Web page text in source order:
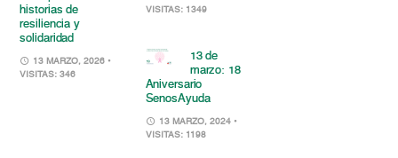
historias de
resiliencia y
solidaridad
13 MARZO, 2026 •
VISITAS: 346
VISITAS: 1349
13 de
marzo: 18
Aniversario
SenosAyuda
13 MARZO, 2024 •
VISITAS: 1198